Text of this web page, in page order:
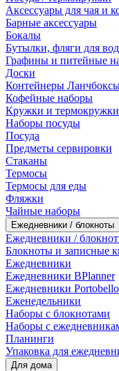
Аксессуары для чая и
Барные аксессуары
Бокалы
Бутылки, фляги для
Графины и питейные
Доски
Контейнеры
Кофейные наборы
Кружки и термокружки
Наборы посуды
Посуда
Предметы сервировки
Стаканы
Термосы
Термосы для еды
Фляжки
Чайные наборы
Ежедневники / блокноты
Ежедневники /
Блокноты и записные
Ежедневники
Ежедневники BPlanner
Ежедневники Portobello
Еженедельники
Наборы с блокнотами
Наборы с
Планинги
Упаковка для
Для дома